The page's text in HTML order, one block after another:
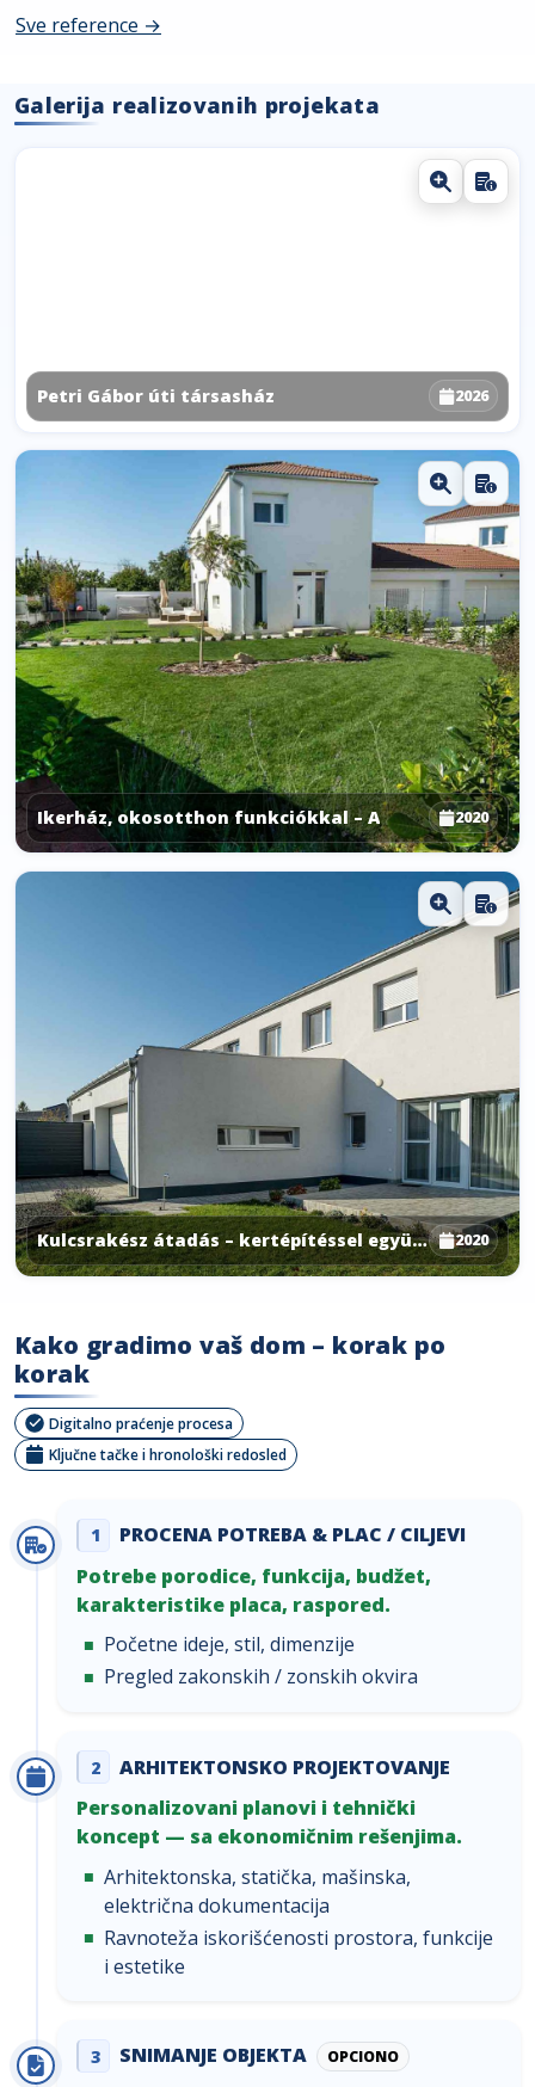
Sve reference →
Galerija realizovanih projekata
Petri Gábor úti társasház 2026
Ikerház, okosotthon funkciókkal – A 2020
Kulcsrakész átadás – kertépítéssel együtt – A2020
Kako gradimo vaš dom – korak po
korak
Digitalno praćenje procesa
Ključne tačke i hronološki redosled
1
PROCENA POTREBA & PLAC / CILJEVI
Potrebe porodice, funkcija, budžet,
karakteristike placa, raspored.
Početne ideje, stil, dimenzije
Pregled zakonskih / zonskih okvira
2
ARHITEKTONSKO PROJEKTOVANJE
Personalizovani planovi i tehnički
koncept — sa ekonomičnim rešenjima.
Arhitektonska, statička, mašinska,
električna dokumentacija
Ravnoteža iskorišćenosti prostora, funkcije
i estetike
3 SNIMANJE OBJEKTA OPCIONO